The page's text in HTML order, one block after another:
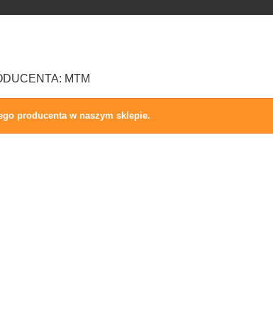
MTM
producenta w naszym sklepie.